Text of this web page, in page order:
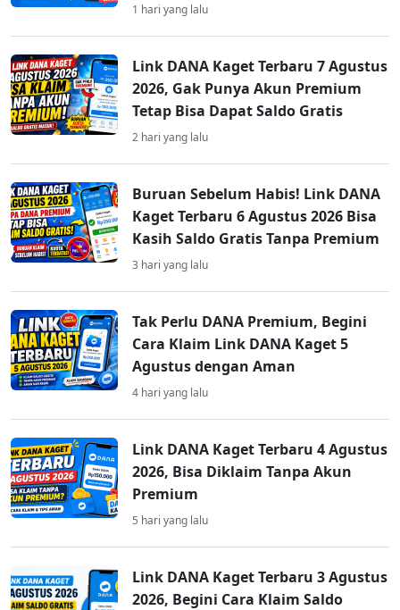
1 hari yang lalu
Link DANA Kaget Terbaru 7 Agustus
2026, Gak Punya Akun Premium
Tetap Bisa Dapat Saldo Gratis
2 hari yang lalu
Buruan Sebelum Habis! Link DANA
Kaget Terbaru 6 Agustus 2026 Bisa
Kasih Saldo Gratis Tanpa Premium
3 hari yang lalu
Tak Perlu DANA Premium, Begini
Cara Klaim Link DANA Kaget 5
Agustus dengan Aman
4 hari yang lalu
Link DANA Kaget Terbaru 4 Agustus
2026, Bisa Diklaim Tanpa Akun
Premium
5 hari yang lalu
Link DANA Kaget Terbaru 3 Agustus
2026, Begini Cara Klaim Saldo